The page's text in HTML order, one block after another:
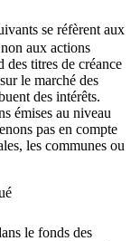
se réfèrent aux
aux actions
des titres de créance
le marché des
des intérêts.
émises au niveau
pas en compte
les communes ou
le fonds des